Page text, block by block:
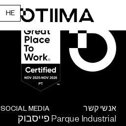
HE
SOCIAL MEDIA
פייסבוק
אנשי קשר
Parque Industrial